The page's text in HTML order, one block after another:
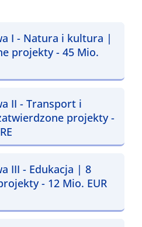
I - Natura i kultura |
projekty - 45 Mio.
II - Transport i
projekty -
III - Edukacja | 8
- 12 Mio. EUR